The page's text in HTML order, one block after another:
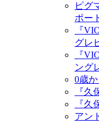
ピグ
ポー
『
グレ
『
ング
0歳
『
『久
アン